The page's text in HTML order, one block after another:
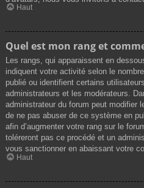
Haut
Quel est mon rang et
Les rangs, qui apparaissent en
indiquent votre activité selon le
publié ou identifient certains
administrateurs et les modérateurs.
administrateur du forum peut modifier
de ne pas abuser de ce système en
afin d’augmenter votre rang sur le
toléreront pas ce procédé et un
vous sanctionner en abaissant votre
Haut